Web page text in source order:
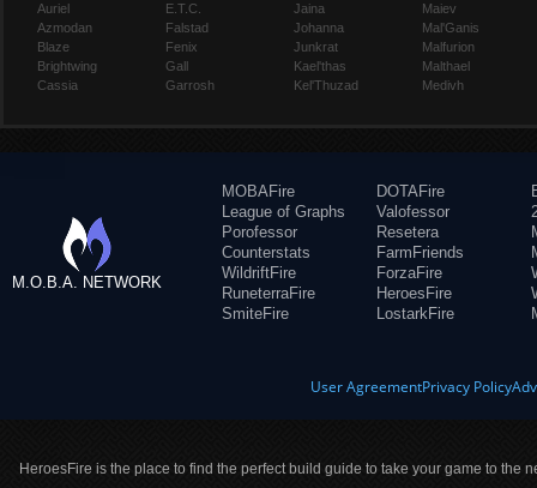
Auriel
Azmodan
Blaze
Brightwing
Cassia
E.T.C.
Falstad
Fenix
Gall
Garrosh
Jaina
Johanna
Junkrat
Kael'thas
Kel'Thuzad
Maiev
Mal'Ganis
Malfurion
Malthael
Medivh
M.O.B.A. NETWORK
MOBAFire
League of Graphs
Porofessor
Counterstats
WildriftFire
RuneterraFire
SmiteFire
DOTAFire
Valofessor
Resetera
FarmFriends
ForzaFire
HeroesFire
LostarkFire
User AgreementPrivacy Policy
HeroesFire is the place to find the perfect build guide to take your game to the